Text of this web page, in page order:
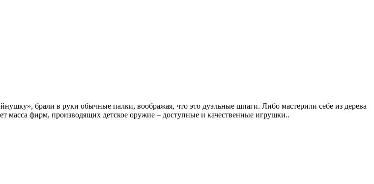
брали в руки обычные палки, воображая, что это дуэльные шпаги. Либо мастерили себе из дерева
масса фирм, производящих детское оружие – доступные и качественные игрушки..